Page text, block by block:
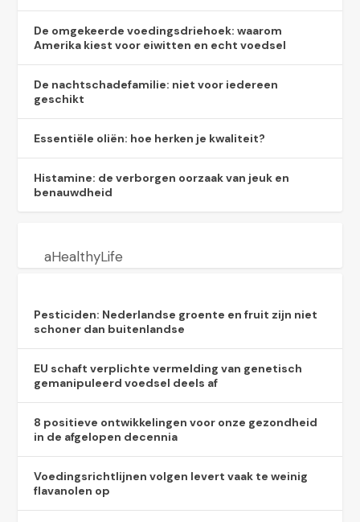
De omgekeerde voedingsdriehoek: waarom
Amerika kiest voor eiwitten en echt voedsel
De nachtschadefamilie: niet voor iedereen
geschikt
Essentiële oliën: hoe herken je kwaliteit?
Histamine: de verborgen oorzaak van jeuk en
benauwdheid
aHealthyLife
Pesticiden: Nederlandse groente en fruit zijn niet
schoner dan buitenlandse
EU schaft verplichte vermelding van genetisch
gemanipuleerd voedsel deels af
8 positieve ontwikkelingen voor onze gezondheid
in de afgelopen decennia
Voedingsrichtlijnen volgen levert vaak te weinig
flavanolen op